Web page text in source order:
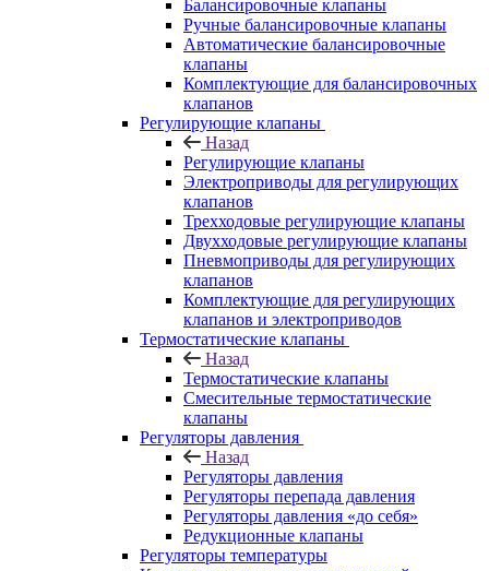
Балансировочные клапаны
Ручные балансировочные клапаны
Автоматические балансировочные
клапаны
Комплектующие для балансировочных
клапанов
Регулирующие клапаны
Назад
Регулирующие клапаны
Электроприводы для регулирующих
клапанов
Трехходовые регулирующие клапаны
Двухходовые регулирующие клапаны
Пневмоприводы для регулирующих
клапанов
Комплектующие для регулирующих
клапанов и электроприводов
Термостатические клапаны
Назад
Термостатические клапаны
Смесительные термостатические
клапаны
Регуляторы давления
Назад
Регуляторы давления
Регуляторы перепада давления
Регуляторы давления «до себя»
Редукционные клапаны
Регуляторы температуры